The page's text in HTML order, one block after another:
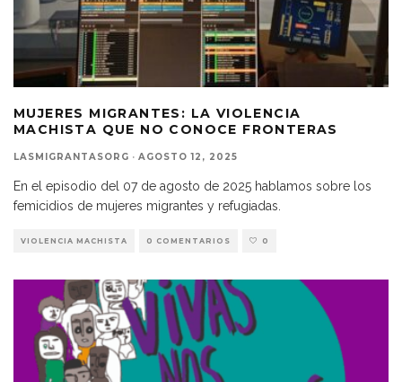
MUJERES MIGRANTES: LA VIOLENCIA
MACHISTA QUE NO CONOCE FRONTERAS
LASMIGRANTASORG · AGOSTO 12, 2025
En el episodio del 07 de agosto de 2025 hablamos sobre los
femicidios de mujeres migrantes y refugiadas.
VIOLENCIA MACHISTA 0 COMENTARIOS 0